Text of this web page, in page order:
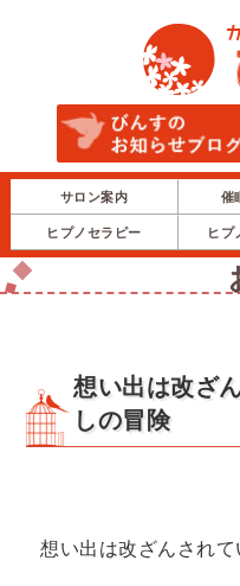
サロン案内 催
ヒプノセラピー ヒプ
想い出は改ざ
しの冒険
想い出は改ざんされ